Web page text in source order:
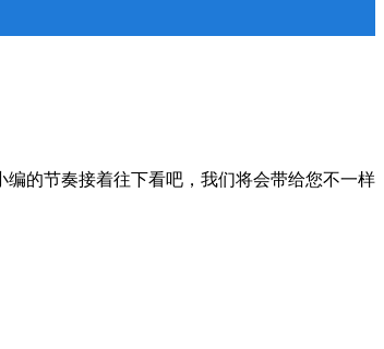
的节奏接着往下看吧，我们将会带给您不一样